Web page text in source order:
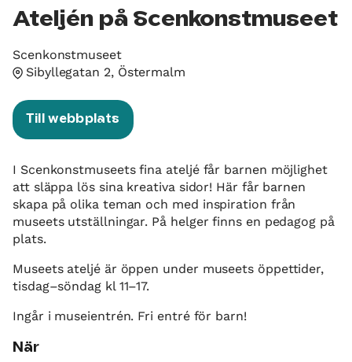
Ateljén på Scenkonstmuseet
Scenkonstmuseet
Sibyllegatan 2, Östermalm
Till webbplats
I Scenkonstmuseets fina ateljé får barnen möjlighet
att släppa lös sina kreativa sidor! Här får barnen
skapa på olika teman och med inspiration från
museets utställningar. På helger finns en pedagog på
plats.
Museets ateljé är öppen under museets öppettider,
tisdag–söndag kl 11–17.
Ingår i museientrén. Fri entré för barn!
När